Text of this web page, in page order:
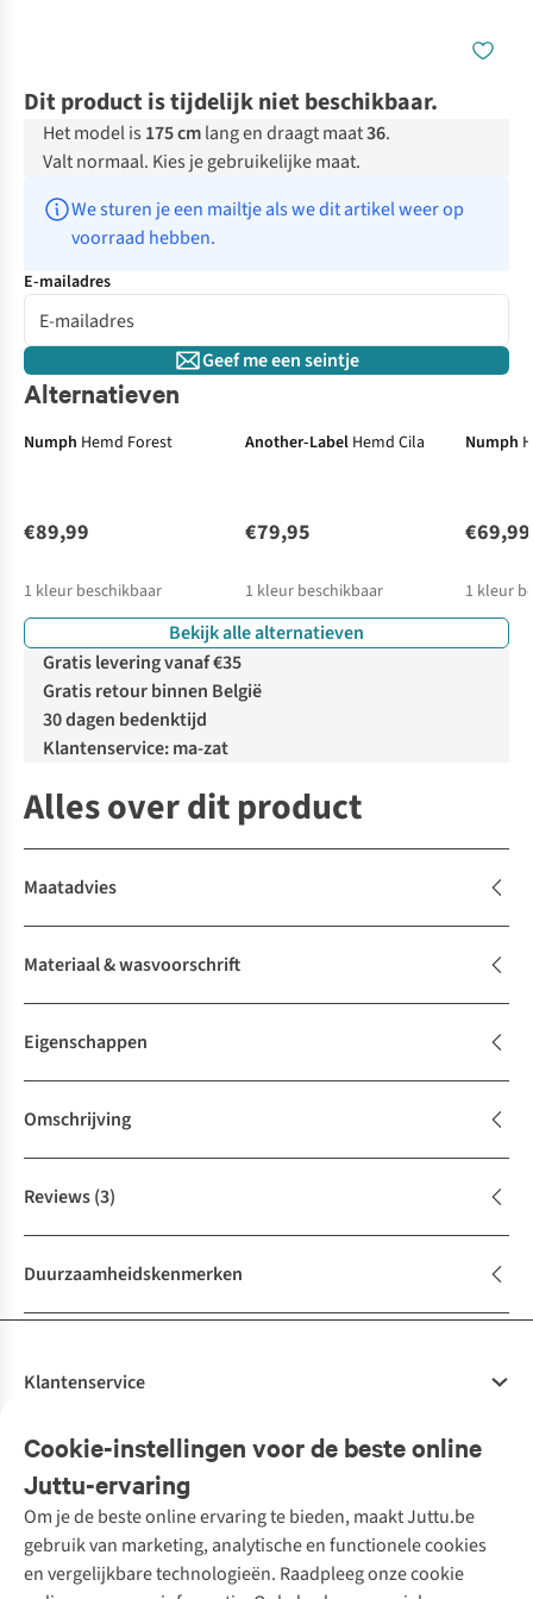
Dit product is tijdelijk niet beschikbaar.
Het model is 175 cmlang en draagt maat36.
Valt normaal. Kies je gebruikelijke maat.
We sturen je een mailtje als we dit artikel weer op
voorraad hebben.
E-mailadres
Geef me een seintje
Alternatieven
Numph Hemd Forest
€89,99
1 kleur beschikbaar
Another-Label Hemd Cila
€79,95
1 kleur beschikbaar
Numph
€69,99
1 kleur
Bekijk alle alternatieven
Gratis levering vanaf €35
Gratis retour binnen België
30 dagen bedenktijd
Klantenservice: ma-zat
Alles over dit product
Maatadvies
Materiaal & wasvoorschrift
Eigenschappen
Omschrijving
Reviews(3)
Duurzaamheidskenmerken
Cookie-instellingen voor de beste online
Juttu-ervaring
Om je de beste online ervaring te bieden, maakt Juttu.be
gebruik van marketing, analytische en functionele cookies
en vergelijkbare technologieën. Raadpleeg onze cookie
Klantenservice
Bestellen
Betalen
10% studentenkorting
Klarna - achteraf betalen
Levering
Onze diensten
Tweedehands - ReJUsed
Kledingatelier
Personal shopping
Textielbox
Juttu
Over ons
Merken